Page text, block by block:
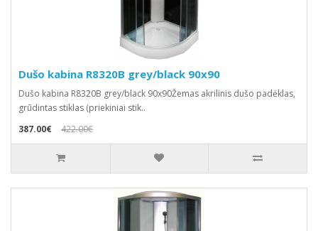
Dušo kabina R8320B grey/black 90x90
Dušo kabina R8320B grey/black 90x90Žemas akrilinis dušo padėklas,
grūdintas stiklas (priekiniai stik..
387.00€
422.00€